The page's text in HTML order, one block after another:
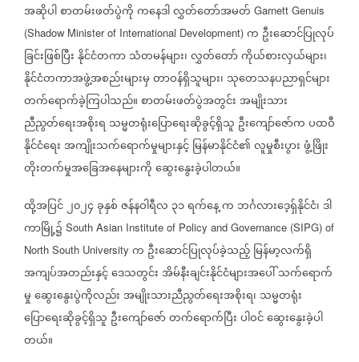
အဆိုပါစာတမ်းဖတ်ပွဲကိုကနေဒါလွှတ်တော်အမတ် Garnett Genuis
(Shadow Minister of International Development) က ဦးဆောင်ပြုလုပ်
ခြင်းဖြစ်ပြီးနိုင်ငံတကာသံတမန်များ၊လွှတ်တော်ကိုယ်စားလှယ်များ၊
နိုင်ငံတကာအဖွဲ့အစည်းများမှတာဝန်ရှိသူများ၊ သုတေသနပညာရှင်များ
တက်ရောက်ခဲ့ကြပါသည်။စာတမ်းဖတ်ပွဲအတွင်းအမျိုးသား
ညီညွတ်ရေးအစိုးရ သမ္မတရုံးပြောရေးဆိုခွင့်ရှိသူ ဦးကျော်ဇော်ကပထဝီ
နိုင်ငံရေးအကျိုးသက်ရောက်မှုများနှင့်မြန်မာနိုင်ငံ၏လူမှုစီးပွားဖွံ့ဖြိုး
တိုးတက်မှုအခြေအနေများကိုဆွေးနွေးခဲ့ပါတယ်။
ထို့အပြင်၂၀၂၄ခုနှစ်ဇန်နဝါရီလ ၃၁ရက်နေ့က ဘင်္ဂလားဒေ့ရှ်နိုင်ငံ၊ဒါ
ကာမြို့၌ South Asian Institute of Policy and Governance (SIPG) of
North South University က ဦးဆောင်ပြုလုပ်ခဲ့သည့်မြန်မာ့လက်ရှိ
အကျပ်အတည်းနှင့်ဒေသတွင်းအိမ်နီးချင်းနိုင်ငံများအပေါ်သက်ရောက်
မှုဆွေးနွေးပွဲကိုလည်းအမျိုးသားညီညွတ်ရေးအစိုးရ၊ သမ္မတရုံး
ပြောရေးဆိုခွင့်ရှိသူ ဦးကျော်ဇော်တက်ရောက်ပြီးပါဝင်ဆွေးနွေးခဲ့ပါ
တယ်။